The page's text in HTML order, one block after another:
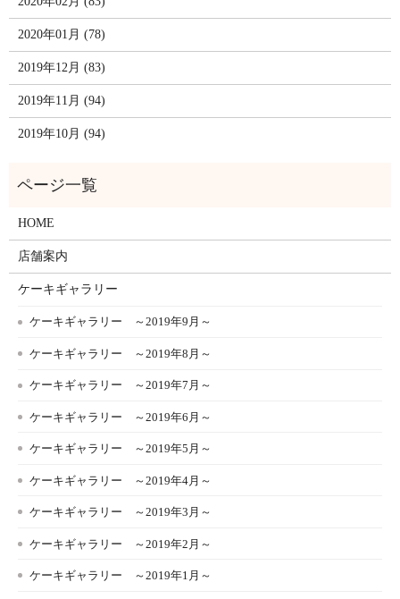
2020年01月 (78)
2019年12月 (83)
2019年11月 (94)
2019年10月 (94)
HOME
店舗案内
ケーキギャラリー
ケーキギャラリー ～2019年9月～
ケーキギャラリー ～2019年8月～
ケーキギャラリー ～2019年7月～
ケーキギャラリー ～2019年6月～
ケーキギャラリー ～2019年5月～
ケーキギャラリー ～2019年4月～
ケーキギャラリー ～2019年3月～
ケーキギャラリー ～2019年2月～
ケーキギャラリー ～2019年1月～